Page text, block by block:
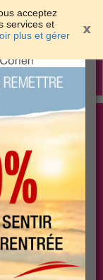
acceptez
services et
plus et gérer
et être bien
PLUS
COACHING
×